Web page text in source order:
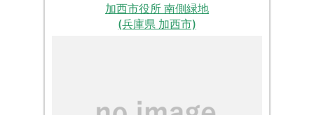
加西市役所 南側緑地
(兵庫県 加西市)